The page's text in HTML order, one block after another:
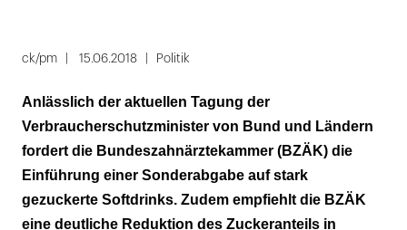
ck/pm 15.06.2018 Politik
Anlässlich der aktuellen Tagung der
Verbraucherschutzminister von Bund und Ländern
fordert die Bundeszahnärztekammer (BZÄK) die
Einführung einer Sonderabgabe auf stark
gezuckerte Softdrinks. Zudem empfiehlt die BZÄK
eine deutliche Reduktion des Zuckeranteils in